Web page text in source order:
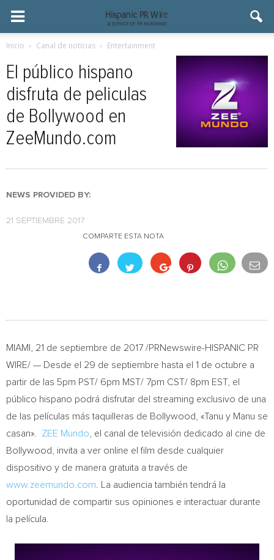
Inicio Canal de noticias Entertainment
El público hispano
disfruta de peliculas
de Bollywood en
ZeeMundo.com
NEWS PROVIDED BY:
21 SEPTIEMBRE 2017
COMPARTE ESTA NOTA
MIAMI 21 de septiembre de 2017 /PRNewswire-HISPANIC PR
WIRE/ — Desde el 29 de septiembre hasta el 1 de octubre a
partir de las 5pm PST/ 6pm MST/ 7pm CST/ 8pm EST, el
público hispano podrá disfrutar del streaming exclusivo de una
de las películas más taquilleras de Bollywood, «Tanu y Manu se
casan». ZEE Mundo , el canal de televisión dedicado al cine de
Bollywood, invita a ver online el film desde cualquier
dispositivo y de manera gratuita a través de
www.zeemundo.com . La audiencia también tendrá la
oportunidad de compartir sus opiniones e interactuar durante
la película.